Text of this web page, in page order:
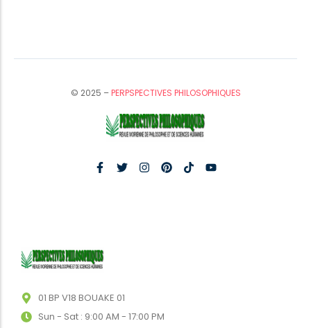
© 2025 –PERPSPECTIVES PHILOSOPHIQUES
01 BP V18 BOUAKE 01
Sun - Sat : 9:00 AM - 17:00 PM